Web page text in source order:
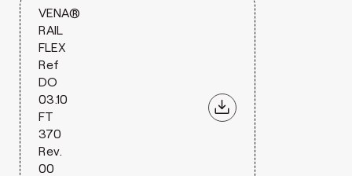
VENA®
RAIL
FLEX
Ref
DO
03.10
FT
370
Rev.
00